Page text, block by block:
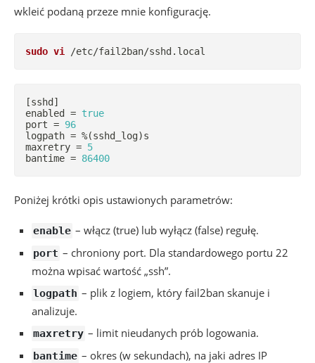
wkleić podaną przeze mnie konfigurację.
sudo vi /etc/fail2ban/sshd.local
[sshd ]
enabled = true
port = 96
logpath = %(sshd_log)s
maxretry = 5
bantime = 86400
Poniżej krótki opis ustawionych parametrów:
enable – włącz (true) lub wyłącz (false) regułę.
port – chroniony port. Dla standardowego portu 22
można wpisać wartość „ssh”.
logpath – plik z logiem, który fail2ban skanuje i
analizuje.
maxretry – limit nieudanych prób logowania.
bantime – okres (w sekundach), na jaki adres IP